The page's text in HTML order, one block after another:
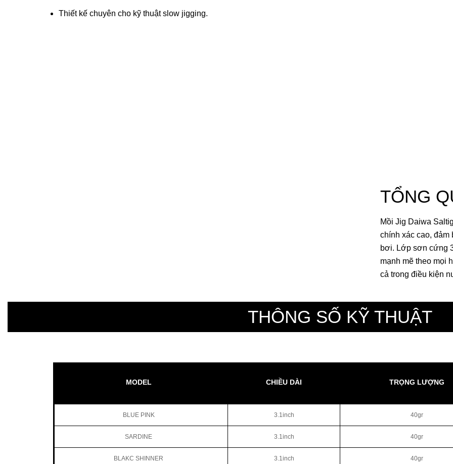
Thiết kế chuyên cho kỹ thuật slow jigging.
TỔNG
Mồi Jig Daiwa
chính xác cao,
bơi. Lớp sơn cứng
mạnh mẽ theo mọi
cả trong điều kiện
THÔNG SỐ KỸ THUẬT
MODEL CHIỀU DÀI TRỌNG LƯỢNG
BLUE PINK 3.1inch 40gr
SARDINE 3.1inch 40gr
BLAKC SHINNER 3.1inch 40gr